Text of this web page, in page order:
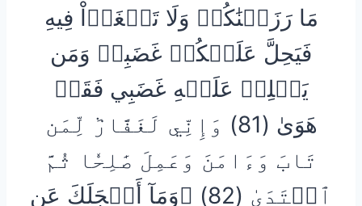
مَا رَزَقۡنَٰكُمۡ وَلَا تَطۡغَوۡاْ فِيهِ
فَيَحِلَّ عَلَيۡكُمۡ غَضَبِيۖ وَمَن
يَحۡلِلۡ عَلَيۡهِ غَضَبِي فَقَدۡ
هَوَىٰ (81) وَإِنِّي لَغَفَّارٞ لِّمَن
تَابَ وَءَامَنَ وَعَمِلَ صَٰلِحٗا ثُمَّ
ٱهۡتَدَىٰ (82) ۞وَمَآ أَعۡجَلَكَ عَن